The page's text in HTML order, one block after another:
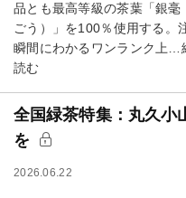
品とも最高等級の茶葉「銀毫
ごう）」を100％使用する。
瞬間にわかるワンランク上…
読む
全国緑茶特集：丸久
を
2026.06.22